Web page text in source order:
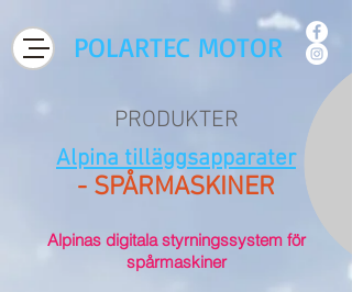
POLARTEC MOTOR
PRODUKTER
Alpina tilläggsapparater
- SPÅRMASKINER
Alpinas digitala styrningssystem för
spårmaskiner